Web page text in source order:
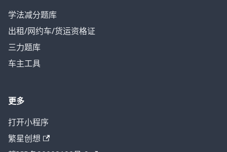
学法减分题库
出租/网约车/货运资格证
三力题库
车主工具
更多
打开小程序
繁星创想